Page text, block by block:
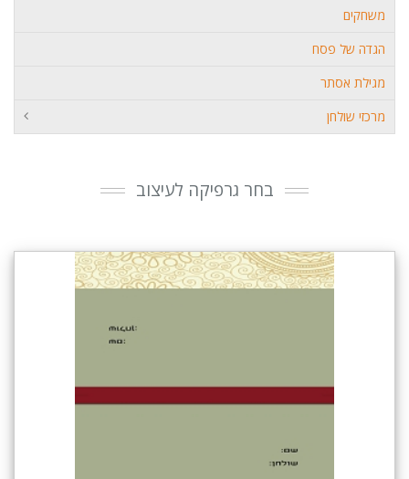
משחקים
הגדה של פסח
מגילת אסתר
מרכזי שולחן
בחר גרפיקה לעיצוב